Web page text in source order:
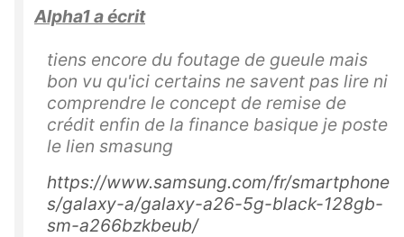
Alpha1 a écrit
tiens encore du foutage de gueule mais
bon vu qu'ici certains ne savent pas lire ni
comprendre le concept de remise de
crédit enfin de la finance basique je poste
le lien smasung
https://www.samsung.com/fr/smartphone
s/galaxy-a/galaxy-a26-5g-black-128gb-
sm-a266bzkbeub/